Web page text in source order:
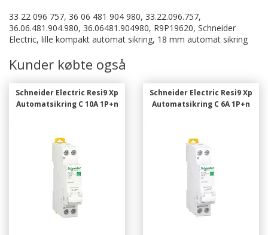
33 22 096 757, 36 06 481 904 980, 33.22.096.757,
36.06.481.904.980, 36.06481.904980, R9P19620, Schneider
Electric, lille kompakt automat sikring, 18 mm automat sikring
Kunder købte også
Schneider Electric Resi9 Xp
Automatsikring C 10A 1P+n
Schneider Electric Resi9 Xp
Automatsikring C 6A 1P+n